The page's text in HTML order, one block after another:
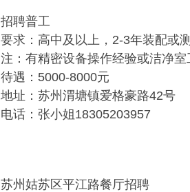
招聘普工
要求：高中及以上，2-3年装配或
注：有精密设备操作经验或洁净室
待遇：5000-8000元
地址：苏州渭塘镇爱格豪路42号
电话：张小姐18305203957
苏州姑苏区平江路餐厅招聘